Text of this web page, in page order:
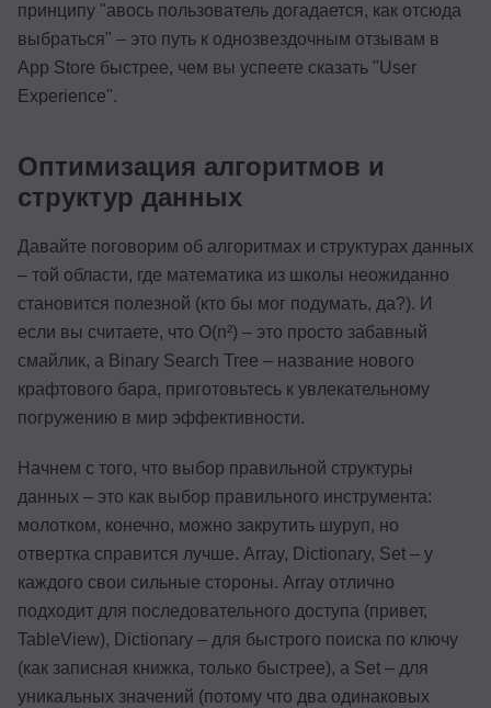
принципу "авось пользователь догадается, как отсюда
выбраться" – это путь к однозвездочным отзывам в
App Store быстрее, чем вы успеете сказать "User
Experience".
Оптимизация алгоритмов и
структур данных
Давайте поговорим об алгоритмах и структурах данных
– той области, где математика из школы неожиданно
становится полезной (кто бы мог подумать, да?). И
если вы считаете, что O(n²) – это просто забавный
смайлик, а Binary Search Tree – название нового
крафтового бара, приготовьтесь к увлекательному
погружению в мир эффективности.
Начнем с того, что выбор правильной структуры
данных – это как выбор правильного инструмента:
молотком, конечно, можно закрутить шуруп, но
отвертка справится лучше. Array, Dictionary, Set – у
каждого свои сильные стороны. Array отлично
подходит для последовательного доступа (привет,
TableView), Dictionary – для быстрого поиска по ключу
(как записная книжка, только быстрее), а Set – для
уникальных значений (потому что два одинаковых